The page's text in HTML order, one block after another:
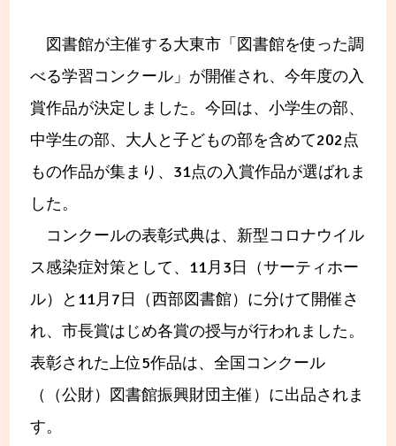
図書館が主催する大東市「図書館を使った調
べる学習コンクール」が開催され、今年度の入
賞作品が決定しました。今回は、小学生の部、
中学生の部、大人と子どもの部を含めて202点
もの作品が集まり、31点の入賞作品が選ばれま
した。
コンクールの表彰式典は、新型コロナウイル
ス感染症対策として、11月3日（サーティホー
ル）と11月7日（西部図書館）に分けて開催さ
れ、市長賞はじめ各賞の授与が行われました。
表彰された上位5作品は、全国コンクール
（（公財）図書館振興財団主催）に出品されま
す。